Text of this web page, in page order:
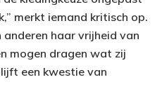
merkt iemand kritisch op.
haar vrijheid van
mogen dragen wat zij
een kwestie van